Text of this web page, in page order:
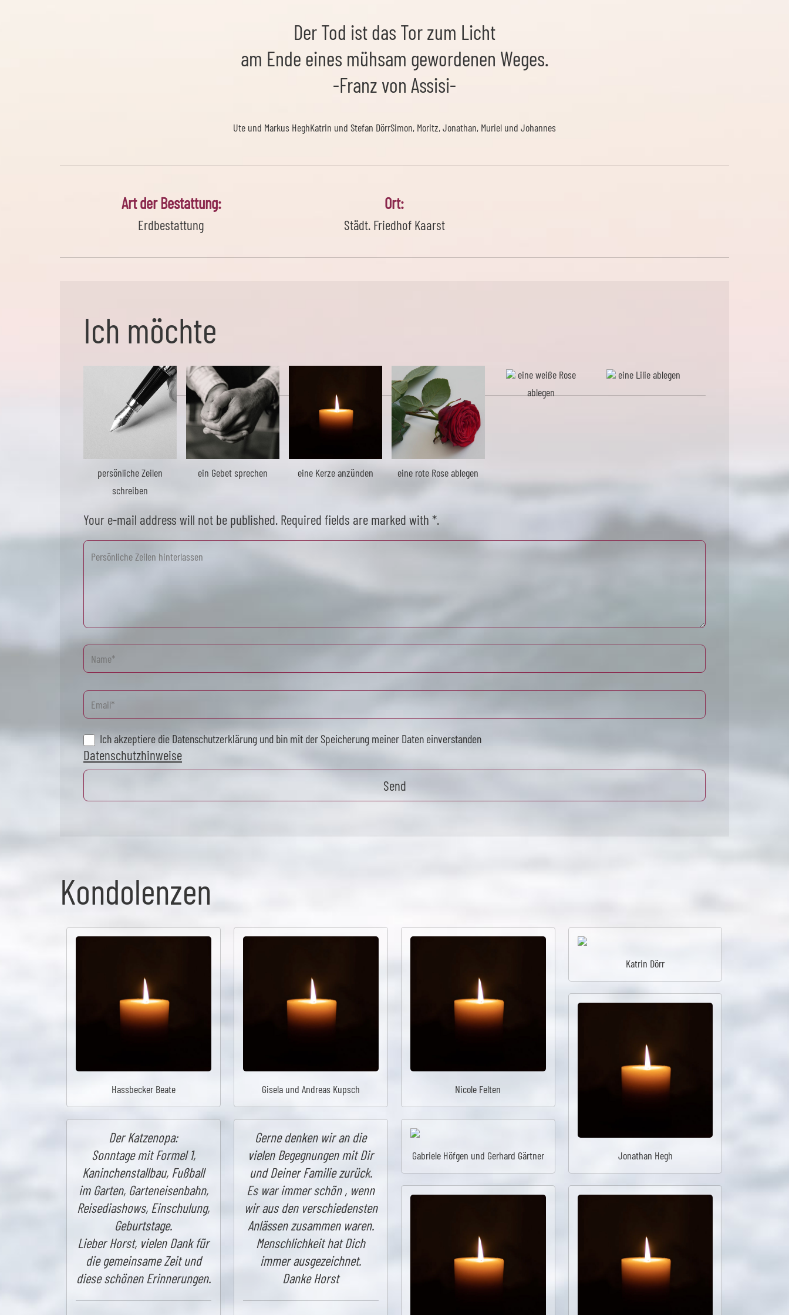
Der Tod ist das Tor zum Licht
am Ende eines mühsam gewordenen Weges.
-Franz von Assisi-
Ute und Markus HeghKatrin und Stefan DörrSimon, Moritz, Jonathan, Muriel und Johannes
Art der Bestattung:
Erdbestattung
Ort:
Städt. Friedhof Kaarst
Ich möchte
persönliche Zeilen
schreiben
ein Gebet sprechen eine Kerze anzünden eine rote Rose ablegen
eine weiße Rose
ablegen
eine Lilie ablegen
Your e-mail address will not be published. Required fields are marked with *.
Ich akzeptiere die Datenschutzerklärung und bin mit der Speicherung meiner Daten einverstanden
Datenschutzhinweise
Kondolenzen
Hassbecker Beate Gisela und Andreas Kupsch Nicole Felten
Katrin Dörr
Jonathan Hegh
Der Katzenopa:
Sonntage mit Formel 1,
Kaninchenstallbau, Fußball
im Garten, Garteneisenbahn,
Reisediashows, Einschulung,
Geburtstage.
Lieber Horst, vielen Dank für
die gemeinsame Zeit und
diese schönen Erinnerungen.
Gerne denken wir an die
vielen Begegnungen mit Dir
und Deiner Familie zurück.
Es war immer schön , wenn
wir aus den verschiedensten
Anlässen zusammen waren.
Menschlichkeit hat Dich
immer ausgezeichnet.
Danke Horst
Gabriele Höfgen und Gerhard Gärtner